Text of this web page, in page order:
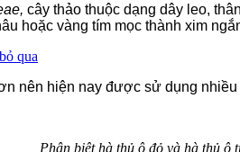
cây thảo thuộc dạng dây leo,
hoặc vàng tím mọc thành xim
qua
nên hiện nay được sử dụng
Phân biệt hà thủ ô đỏ và hà thủ ô